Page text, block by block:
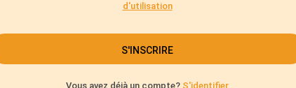
d'utilisation
Vous avez déjà un compte? S'identifier